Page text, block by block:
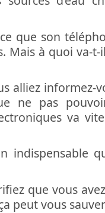
que son
Mais à quoi va-
alliez informez-
ne pas
va
indispensable
que vous
peut vous